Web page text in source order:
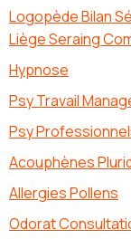
Logopède Bilan
Liège Seraing
Hypnose
Psy Travail
Psy
Acouphènes
Allergies Pollens
Odorat